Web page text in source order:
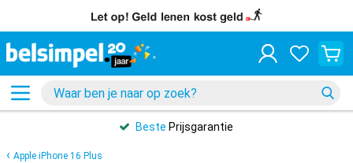
Beste Prijsgarantie
Apple iPhone 16 Plus